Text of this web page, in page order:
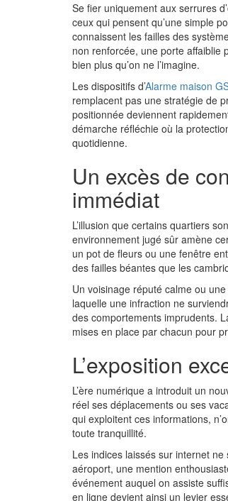
Se fier uniquement aux serrures
ceux qui pensent qu’une simple
connaissent les failles des
non renforcée, une porte affaiblie
bien plus qu’on ne l’imagine.
Les dispositifs d’Alarme maison
remplacent pas une stratégie de
positionnée deviennent
démarche réfléchie où la
quotidienne.
Un excès de
immédiat
L’illusion que certains quartiers
environnement jugé sûr amène
un pot de fleurs ou une fenêtre
des failles béantes que les
Un voisinage réputé calme ou
laquelle une infraction ne
des comportements imprudents.
mises en place par chacun pour
L’exposition
L’ère numérique a introduit un
réel ses déplacements ou ses
qui exploitent ces informations,
toute tranquillité.
Les indices laissés sur internet
aéroport, une mention
événement auquel on assiste
en ligne devient ainsi un levier